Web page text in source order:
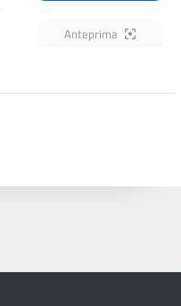
Anteprima